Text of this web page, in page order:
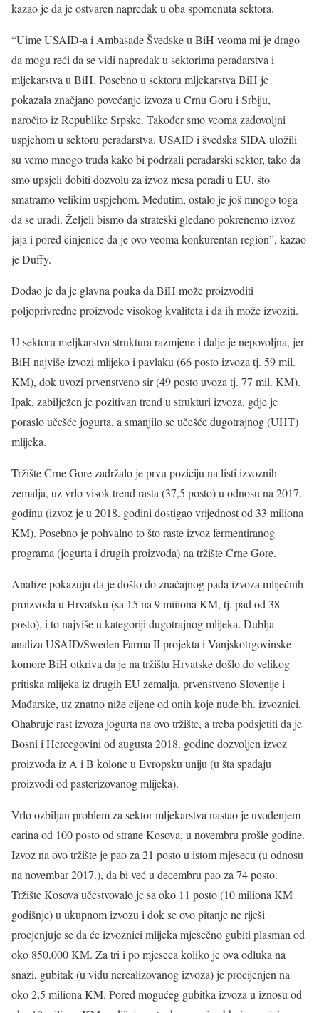
kazao je da je ostvaren napredak u oba spomenuta sektora.
“Uime USAID-a i Ambasade Švedske u BiH veoma mi je drago
da mogu reći da se vidi napredak u sektorima peradarstva i
mljekarstva u BiH. Posebno u sektoru mljekarstva BiH je
pokazala značjano povećanje izvoza u Crnu Goru i Srbiju,
naročito iz Republike Srpske. Također smo veoma zadovoljni
uspjehom u sektoru peradarstva. USAID i švedska SIDA uložili
su vemo mnogo truda kako bi podržali peradarski sektor, tako da
smo upsjeli dobiti dozvolu za izvoz mesa peradi u EU, što
smatramo velikim uspjehom. Međutim, ostalo je još mnogo toga
da se uradi. Željeli bismo da strateški gledano pokrenemo izvoz
jaja i pored činjenice da je ovo veoma konkurentan region”, kazao
je Duffy.
Dodao je da je glavna pouka da BiH može proizvoditi
poljoprivredne proizvode visokog kvaliteta i da ih može izvoziti.
U sektoru meljkarstva struktura razmjene i dalje je nepovoljna, jer
BiH najviše izvozi mlijeko i pavlaku (66 posto izvoza tj. 59 mil.
KM), dok uvozi prvenstveno sir (49 posto uvoza tj. 77 mil. KM).
Ipak, zabilježen je pozitivan trend u strukturi izvoza, gdje je
poraslo učešće jogurta, a smanjilo se učešće dugotrajnog (UHT)
mlijeka.
Tržište Crne Gore zadržalo je prvu poziciju na listi izvoznih
zemalja, uz vrlo visok trend rasta (37,5 posto) u odnosu na 2017.
godinu (izvoz je u 2018. godini dostigao vrijednost od 33 miliona
KM). Posebno je pohvalno to što raste izvoz fermentiranog
programa (jogurta i drugih proizvoda) na tržište Crne Gore.
Analize pokazuju da je došlo do značajnog pada izvoza mliječnih
proizvoda u Hrvatsku (sa 15 na 9 miiiona KM, tj. pad od 38
posto), i to najviše u kategoriji dugotrajnog mlijeka. Dublja
analiza USAID/Sweden Farma II projekta i Vanjskotrgovinske
komore BiH otkriva da je na tržištu Hrvatske došlo do velikog
pritiska mlijeka iz drugih EU zemalja, prvenstveno Slovenije i
Mađarske, uz znatno niže cijene od onih koje nude bh. izvoznici.
Ohabruje rast izvoza jogurta na ovo tržište, a treba podsjetiti da je
Bosni i Hercegovini od augusta 2018. godine dozvoljen izvoz
proizvoda iz A i B kolone u Evropsku uniju (u šta spadaju
proizvodi od pasterizovanog mlijeka).
Vrlo ozbiljan problem za sektor mljekarstva nastao je uvođenjem
carina od 100 posto od strane Kosova, u novembru prošle godine.
Izvoz na ovo tržište je pao za 21 posto u istom mjesecu (u odnosu
na novembar 2017.), da bi već u decembru pao za 74 posto.
Tržište Kosova učestvovalo je sa oko 11 posto (10 miliona KM
godišnje) u ukupnom izvozu i dok se ovo pitanje ne riješi
procjenjuje se da će izvoznici mlijeka mjesečno gubiti plasman od
oko 850.000 KM. Za tri i po mjeseca koliko je ova odluka na
snazi, gubitak (u vidu nerealizovanog izvoza) je procijenjen na
oko 2,5 miliona KM. Pored mogućeg gubitka izvoza u iznosu od